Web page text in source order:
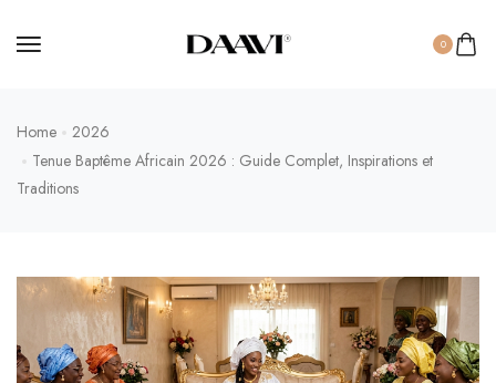
0
Home
2026
Tenue Baptême Africain 2026 : Guide Complet, Inspirations et
Traditions